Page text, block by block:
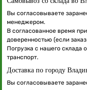
Вы согласовываете
менеджером.
В согласованное время
доверенностью (если
Погрузка с нашего склада
транспорт.
Доставка по городу
Вы согласовываете